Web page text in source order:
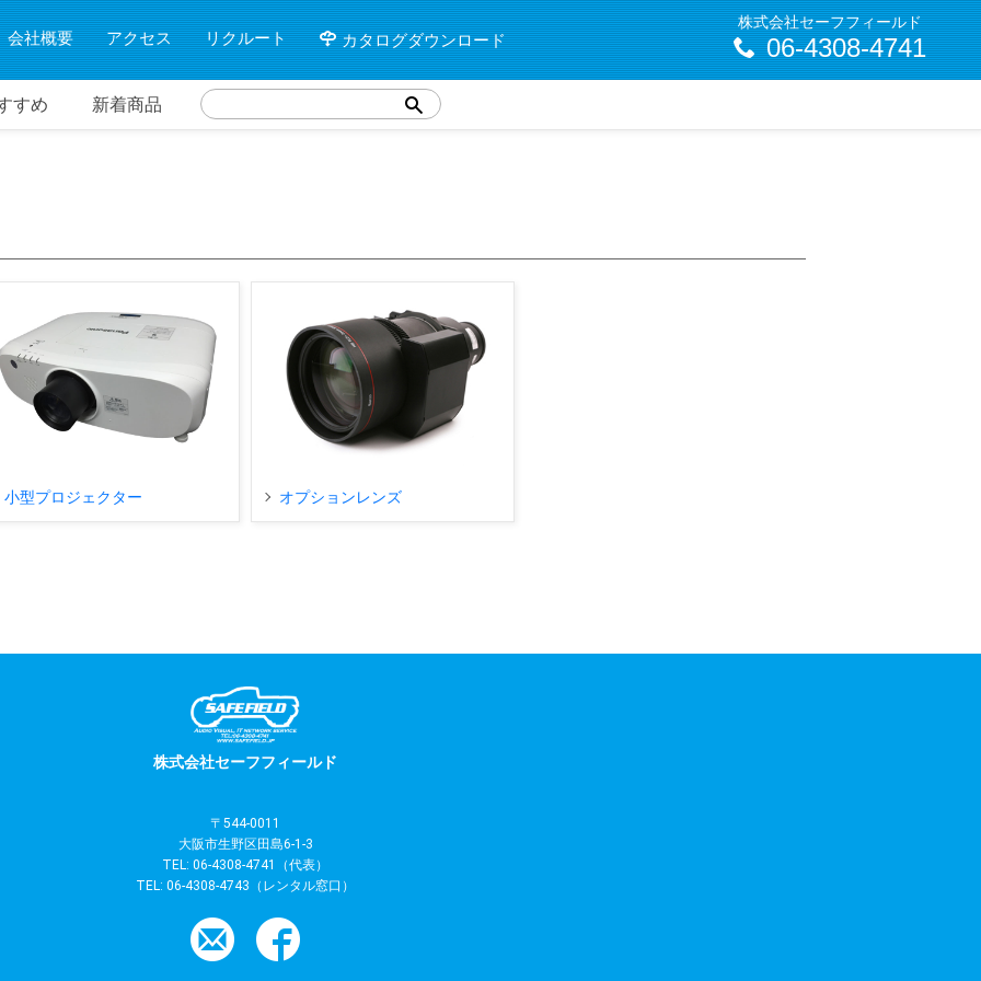
会社概要 アクセス リクルート カタログダウンロード
株式会社セーフフィールド
06-4308-4741
すめ 新着商品
小型プロジェクター オプションレンズ
株式会社セーフフィールド
〒544-0011
大阪市生野区田島6-1-3
TEL: 06-4308-4741
（代表）
TEL: 06-4308-4743 （レンタル窓口）